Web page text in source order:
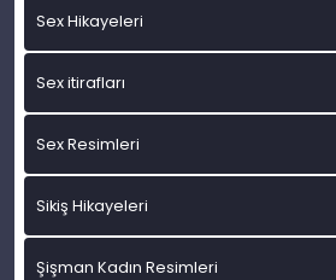
Sex Hikayeleri
Sex itirafları
Sex Resimleri
Sikiş Hikayeleri
Şişman Kadın Resimleri